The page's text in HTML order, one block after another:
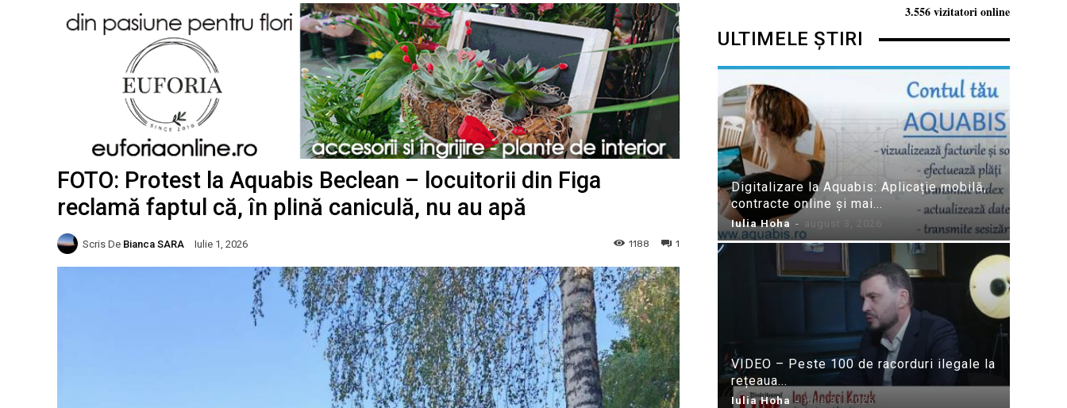
FOTO: Protest la Aquabis Beclean – locuitorii din Figa
reclamă faptul că, în plină caniculă, nu au apă
Scris De Bianca SARA Iulie 1, 2026 1
1188
3.556 vizitatori online
ULTIMELE ȘTIRI
Digitalizare la Aquabis: Aplicație mobilă,
contracte online și mai...
Iulia Hoha - august 3, 2026
VIDEO – Peste 100 de racorduri ilegale la
rețeaua...
Iulia Hoha - iulie 31, 2026